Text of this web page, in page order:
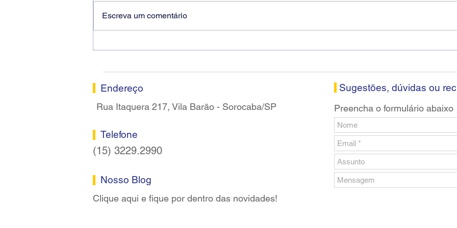
Escreva um comentário
Endereço
Rua Itaquera 217, Vila Barão - Sorocaba/SP
Telefone
(15) 3229.2990
Nosso Blog
Clique aqui e fique por dentro das novidades!
Sugestões, dúvidas ou
Preencha o formulário abaixo